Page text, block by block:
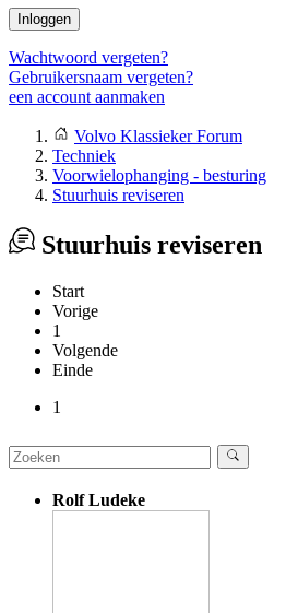
Inloggen
Wachtwoord vergeten?
Gebruikersnaam vergeten?
een account aanmaken
Volvo Klassieker Forum
Techniek
Voorwielophanging - besturing
Stuurhuis reviseren
Stuurhuis reviseren
Start
Vorige
1
Volgende
Einde
1
Rolf Ludeke